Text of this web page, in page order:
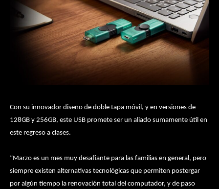
Con su innovador diseño de doble tapa móvil, y en versiones de
128GB y 256GB, este USB promete ser un aliado sumamente útil en
este regreso a clases.
“Marzo es un mes muy desafiante para las familias en general, pero
siempre existen alternativas tecnológicas que permiten postergar
por algún tiempo la renovación total del computador, y de paso